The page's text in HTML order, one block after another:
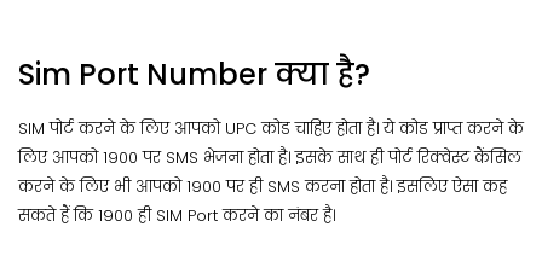
Sim Port Number क्या है?
SIM पोर्ट करने के लिए आपको UPC कोड चाहिए होता है। ये कोड प्राप्त करने के
लिए आपको 1900 पर SMS भेजना होता है। इसके साथ ही पोर्ट रिक्वेस्ट कैंसिल
करने के लिए भी आपको 1900 पर ही SMS करना होता है। इसलिए ऐसा कह
सकते हैं कि 1900 ही SIM Port करने का नंबर है।